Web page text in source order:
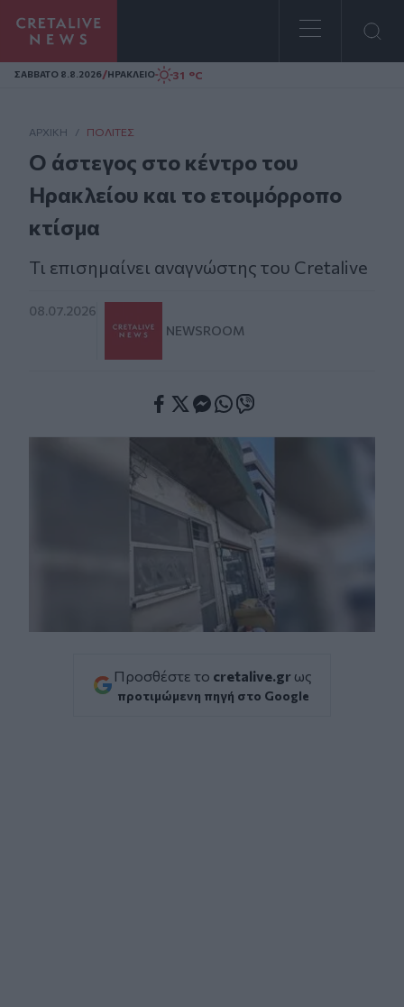
Homepage
ΣAΒΒΑΤΟ 8.8.2026/ΗΡΑΚΛΕΙΟ 31 °C
ΑΡΧΙΚΗ / ΠΟΛΊΤΕΣ
Ο άστεγος στο κέντρο του
Ηρακλείου και το ετοιμόρροπο
κτίσμα
Τι επισημαίνει αναγνώστης του Cretalive
08.07.2026
NEWSROOM
Προσθέστε το cretalive.gr ως
προτιμώμενη πηγή στο Google